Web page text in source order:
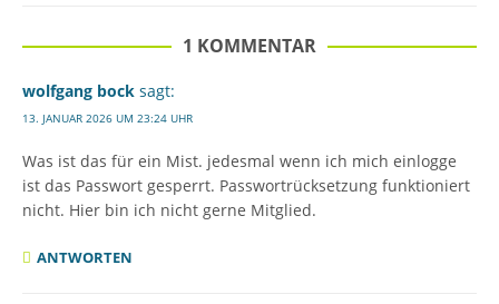
1 KOMMENTAR
wolfgang bock sagt:
13. JANUAR 2026 UM 23:24 UHR
Was ist das für ein Mist. jedesmal wenn ich mich einlogge
ist das Passwort gesperrt. Passwortrücksetzung funktioniert
nicht. Hier bin ich nicht gerne Mitglied.
ANTWORTEN